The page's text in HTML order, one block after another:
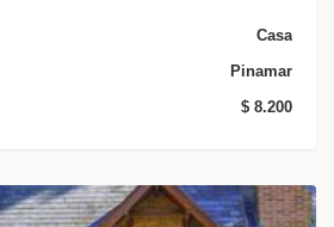
Casa
Pinamar
$ 8.200